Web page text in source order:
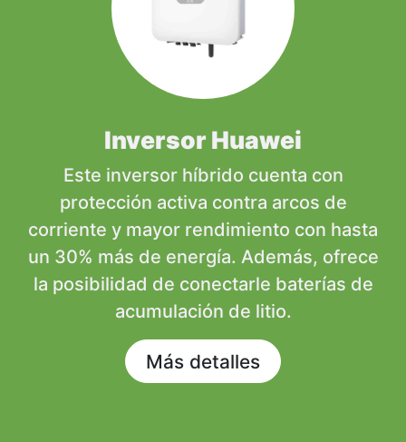
Inversor Huawei
Este inversor híbrido cuenta con
protección activa contra arcos de
corriente y mayor rendimiento con hasta
un 30% más de energía. Además, ofrece
la posibilidad de conectarle baterías de
acumulación de litio.
Más detalles